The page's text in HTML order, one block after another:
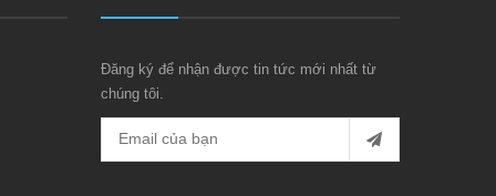
Đăng ký để nhận được tin tức mới nhất từ
chúng tôi.